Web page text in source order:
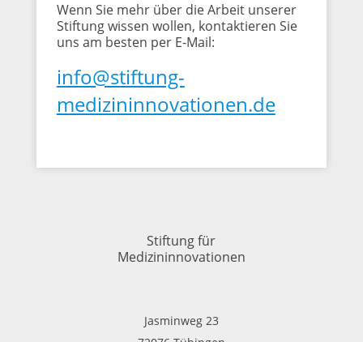
Wenn Sie mehr über die Arbeit unserer
Stiftung wissen wollen, kontaktieren Sie
uns am besten per E-Mail:
info@stiftung-
medizininnovationen.de
Stiftung für
Medizininnovationen
Jasminweg 23